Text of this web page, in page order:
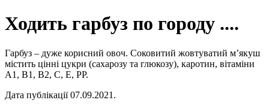
Ходить гарбуз по городу ....
Гарбуз – дуже корисний овоч. Соковитий жовтуватий м’якуш
містить цінні цукри (сахарозу та глюкозу), каротин, вітаміни
А1, В1, В2, С, Е, РР.
Дата публікації 07.09.2021.